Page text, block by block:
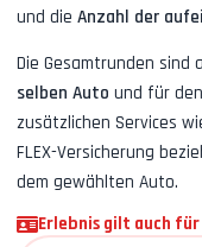
und die Anzahl der
Die Gesamtrunden sind
selben Auto und für
zusätzlichen Services
FLEX-Versicherung
dem gewählten Auto.
Erlebnis gilt auch